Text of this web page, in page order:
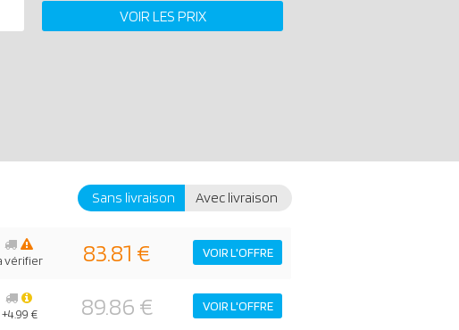
VOIR LES PRIX
Sans livraison Avec livraison
83.81 € VOIR L'OFFRE
vérifier
89.86 € VOIR L'OFFRE
+4.99 €